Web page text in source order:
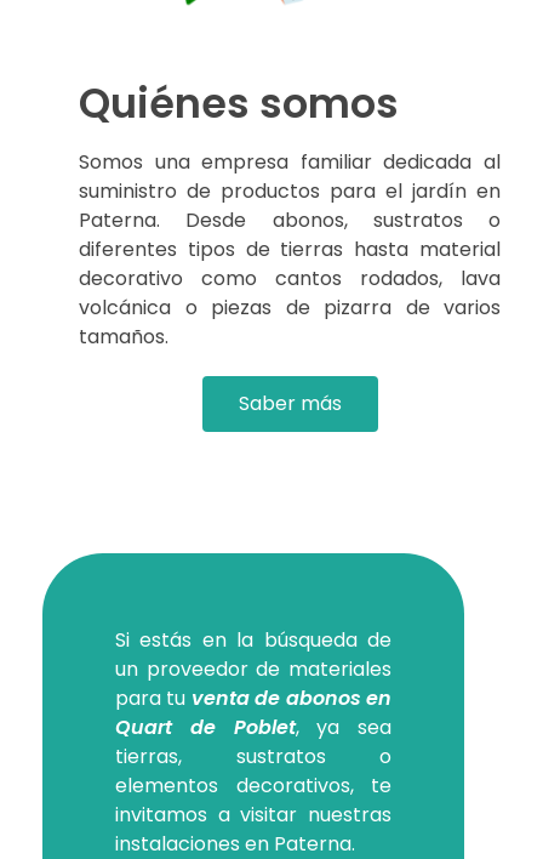
Quiénes somos
Somos una empresa familiar dedicada al
suministro de productos para el jardín en
Paterna. Desde abonos, sustratos o
diferentes tipos de tierras hasta material
decorativo como cantos rodados, lava
volcánica o piezas de pizarra de varios
tamaños.
Saber más
Si estás en la búsqueda de
un proveedor de materiales
para tu venta de abonos en
Quart de Poblet, ya sea
tierras, sustratos o
elementos decorativos, te
invitamos a visitar nuestras
instalaciones en Paterna.